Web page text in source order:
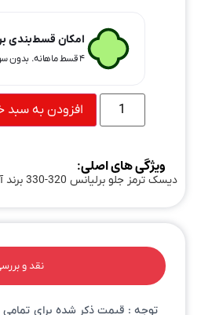
امکان قسط‌بندی
۴ قسط ماهانه. بدون سود، چک و ضامن.
افزودن به سبد
ویژگی های اصلی:
دیسک ترمز جلو برلیانس 320-330 برند آسمکو ساده ASMCO
نقد و
توجه : قیمت ذکر شده برای